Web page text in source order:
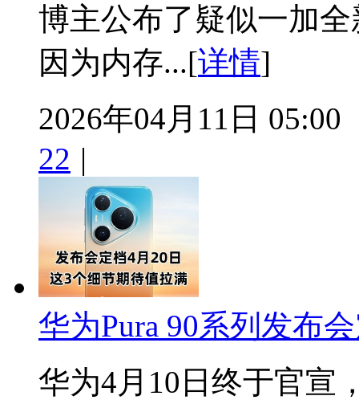
博主公布了疑似一加
因为内存...[详情]
2026年04月11日 05:00
22 |
华为Pura 90系列发布
华为4月10日终于官宣